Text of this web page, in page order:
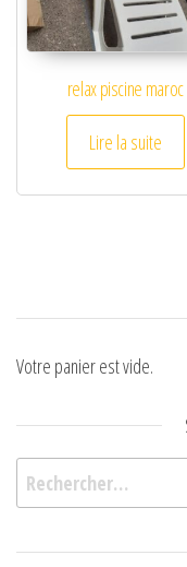
relax piscine maroc
Lire la suite
Votre panier est vide.
Rechercher :